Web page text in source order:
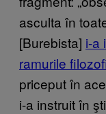
asculta în
[Burebista] i-a
ramurile
priceput în
i-a instruit în